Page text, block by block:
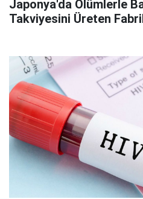
Japonya'da Ölümlerle
Takviyesini Üreten